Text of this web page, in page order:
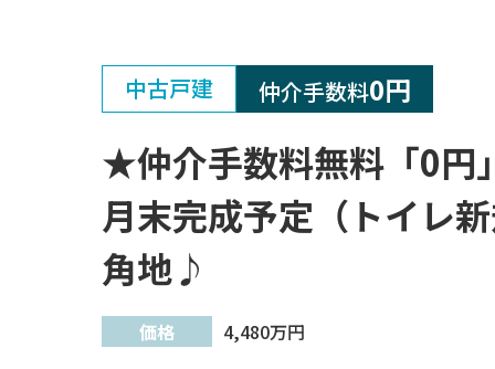
中古戸建 仲介手数料0円
★仲介手数料無料「0
月末完成予定（トイレ
角地♪
価格 4,480万円